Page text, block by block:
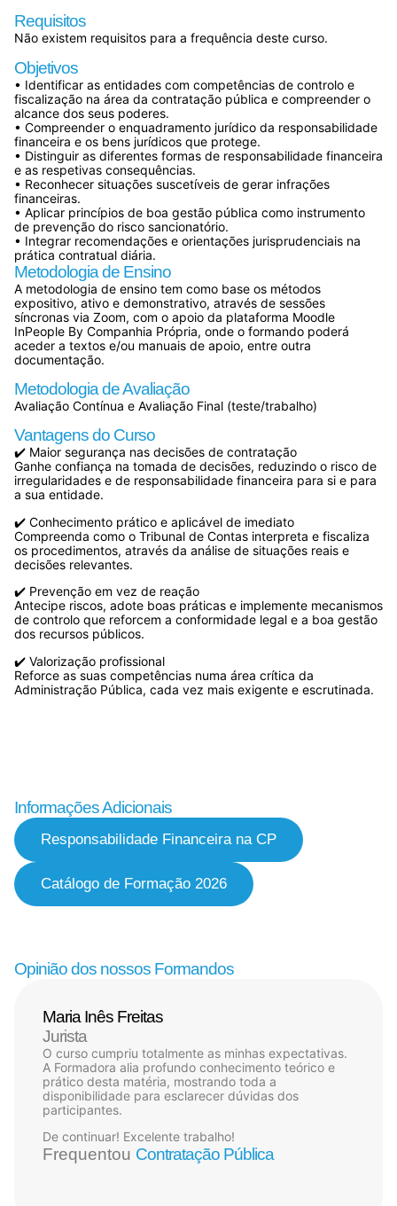
Requisitos
Não existem requisitos para a frequência deste curso.
Objetivos
• Identificar as entidades com competências de controlo e
fiscalização na área da contratação pública e compreender o
alcance dos seus poderes.
• Compreender o enquadramento jurídico da responsabilidade
financeira e os bens jurídicos que protege.
• Distinguir as diferentes formas de responsabilidade financeira
e as respetivas consequências.
• Reconhecer situações suscetíveis de gerar infrações
financeiras.
• Aplicar princípios de boa gestão pública como instrumento
de prevenção do risco sancionatório.
• Integrar recomendações e orientações jurisprudenciais na
prática contratual diária.
Metodologia de Ensino
A metodologia de ensino tem como base os métodos
expositivo, ativo e demonstrativo, através de sessões
síncronas via Zoom, com o apoio da plataforma Moodle
InPeople By Companhia Própria, onde o formando poderá
aceder a textos e/ou manuais de apoio, entre outra
documentação.
Metodologia de Avaliação
Avaliação Contínua e Avaliação Final (teste/trabalho)
Vantagens do Curso
✔️ Maior segurança nas decisões de contratação
Ganhe confiança na tomada de decisões, reduzindo o risco de
irregularidades e de responsabilidade financeira para si e para
a sua entidade.
✔️ Conhecimento prático e aplicável de imediato
Compreenda como o Tribunal de Contas interpreta e fiscaliza
os procedimentos, através da análise de situações reais e
decisões relevantes.
✔️ Prevenção em vez de reação
Antecipe riscos, adote boas práticas e implemente mecanismos
de controlo que reforcem a conformidade legal e a boa gestão
dos recursos públicos.
✔️ Valorização profissional
Reforce as suas competências numa área crítica da
Administração Pública, cada vez mais exigente e escrutinada.
Informações Adicionais
Responsabilidade Financeira na CP
Catálogo de Formação 2026
Opinião dos nossos Formandos
Maria Inês Freitas
Jurista
O curso cumpriu totalmente as minhas expectativas.
A Formadora alia profundo conhecimento teórico e
prático desta matéria, mostrando toda a
disponibilidade para esclarecer dúvidas dos
participantes.
De continuar! Excelente trabalho!
Frequentou Contratação Pública